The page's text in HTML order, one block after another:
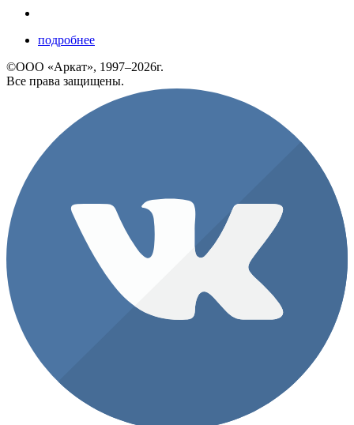
подробнее
©ООО «Аркат», 1997–2026г.
Все права защищены.